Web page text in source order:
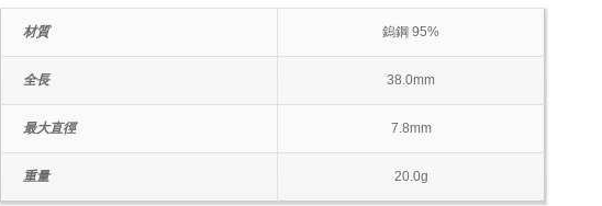
材質 鎢鋼 95%
全長 38.0mm
最大直徑 7.8mm
重量 20.0g